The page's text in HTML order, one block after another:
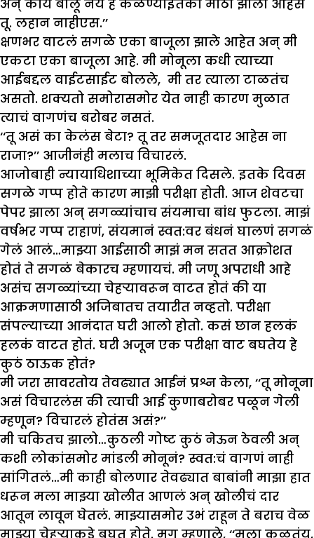
अन् काय बोलू नये हे कळण्याइतका मोठा झाला आहेस
तू. लहान नाहीएस.’’
क्षणभर वाटलं सगळे एका बाजूला झाले आहेत अन् मी
एकटा एका बाजूला आहे. मी मोनूला कधी त्याच्या
आईबद्दल वाईटसाईट बोलले, मी तर त्याला टाळतंच
असतो. शक्यतो समोरासमोर येत नाही कारण मुळात
त्याचं वागणंच बरोबर नसतं.
‘‘तू असं का केलंस बेटा? तू तर समजूतदार आहेस ना
राजा?’’ आजीनंही मलाच विचारलं.
आजोबाही न्यायाधिशाच्या भूमिकेत दिसले. इतके दिवस
सगळे गप्प होते कारण माझी परीक्षा होती. आज शेवटचा
पेपर झाला अन् सगळ्यांचाच संयमाचा बांध फुटला. माझं
वर्षभर गप्प राहाणं, संयमानं स्वत:वर बंधनं घालणं सगळं
गेलं आलं…माझ्या आईसाठी माझं मन सतत आक्रोशत
होतं ते सगळं बेकारच म्हणायचं. मी जणू अपराधी आहे
असंच सगळ्यांच्या चेहऱ्यावरून वाटत होतं की या
आक्रमणासाठी अजिबातच तयारीत नव्हतो. परीक्षा
संपल्याच्या आनंदात घरी आलो होतो. कसं छान हलकं
हलकं वाटत होतं. घरी अजून एक परीक्षा वाट बघतेय हे
कुठं ठाऊक होतं?
मी जरा सावरतोय तेवढ्यात आईनं प्रश्न केला, ‘‘तू मोनूना
असं विचारलंस की त्याची आई कुणाबरोबर पळून गेली
म्हणून? विचारलं होतंस असं?’’
मी चकितच झालो…कुठली गोष्ट कुठं नेऊन ठेवली अन्
कशी लोकांसमोर मांडली मोनूनं? स्वत:चं वागणं नाही
सांगितलं…मी काही बोलणार तेवढ्यात बाबांनी माझा हात
धरून मला माझ्या खोलीत आणलं अन् खोलीचं दार
आतून लावून घेतलं. माझ्यासमोर उभं राहून ते बराच वेळ
माझ्या चेहऱ्याकडे बघत होते. मग म्हणाले, ‘‘मला कळतंय,